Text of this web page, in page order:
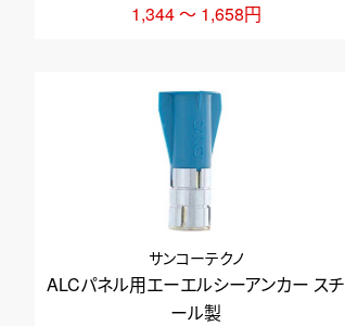
1,344 ～ 1,658円
ALCパネル用エーエルシーアンカー スチ
ール製
サンコーテクノ